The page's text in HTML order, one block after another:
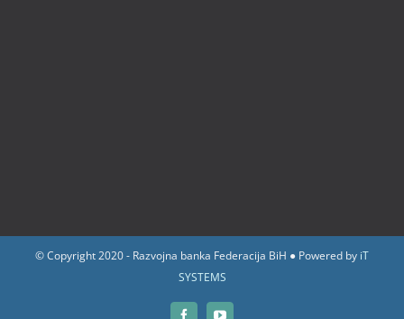
© Copyright 2020 - Razvojna banka Federacija BiH ● Powered by iT
SYSTEMS